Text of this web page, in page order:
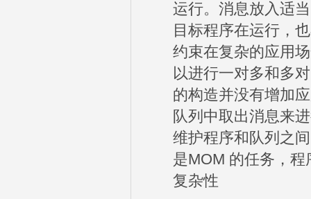
运行。消息放入适
目标程序在运行，
约束在复杂的应用
以进行一对多和多
的构造并没有增加
队列中取出消息来
维护程序和队列之
是MOM 的任务，
复杂性